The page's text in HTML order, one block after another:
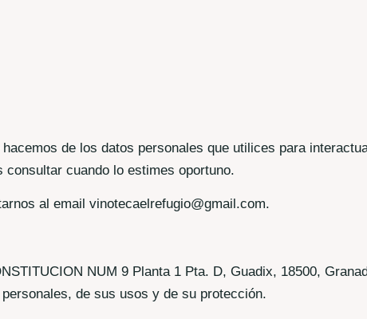
de los datos personales que utilices para
cuando lo estimes oportuno.
al email vinotecaelrefugio@gmail.com.
NUM 9 Planta 1 Pta. D, Guadix, 18500,
de sus usos y de su protección.